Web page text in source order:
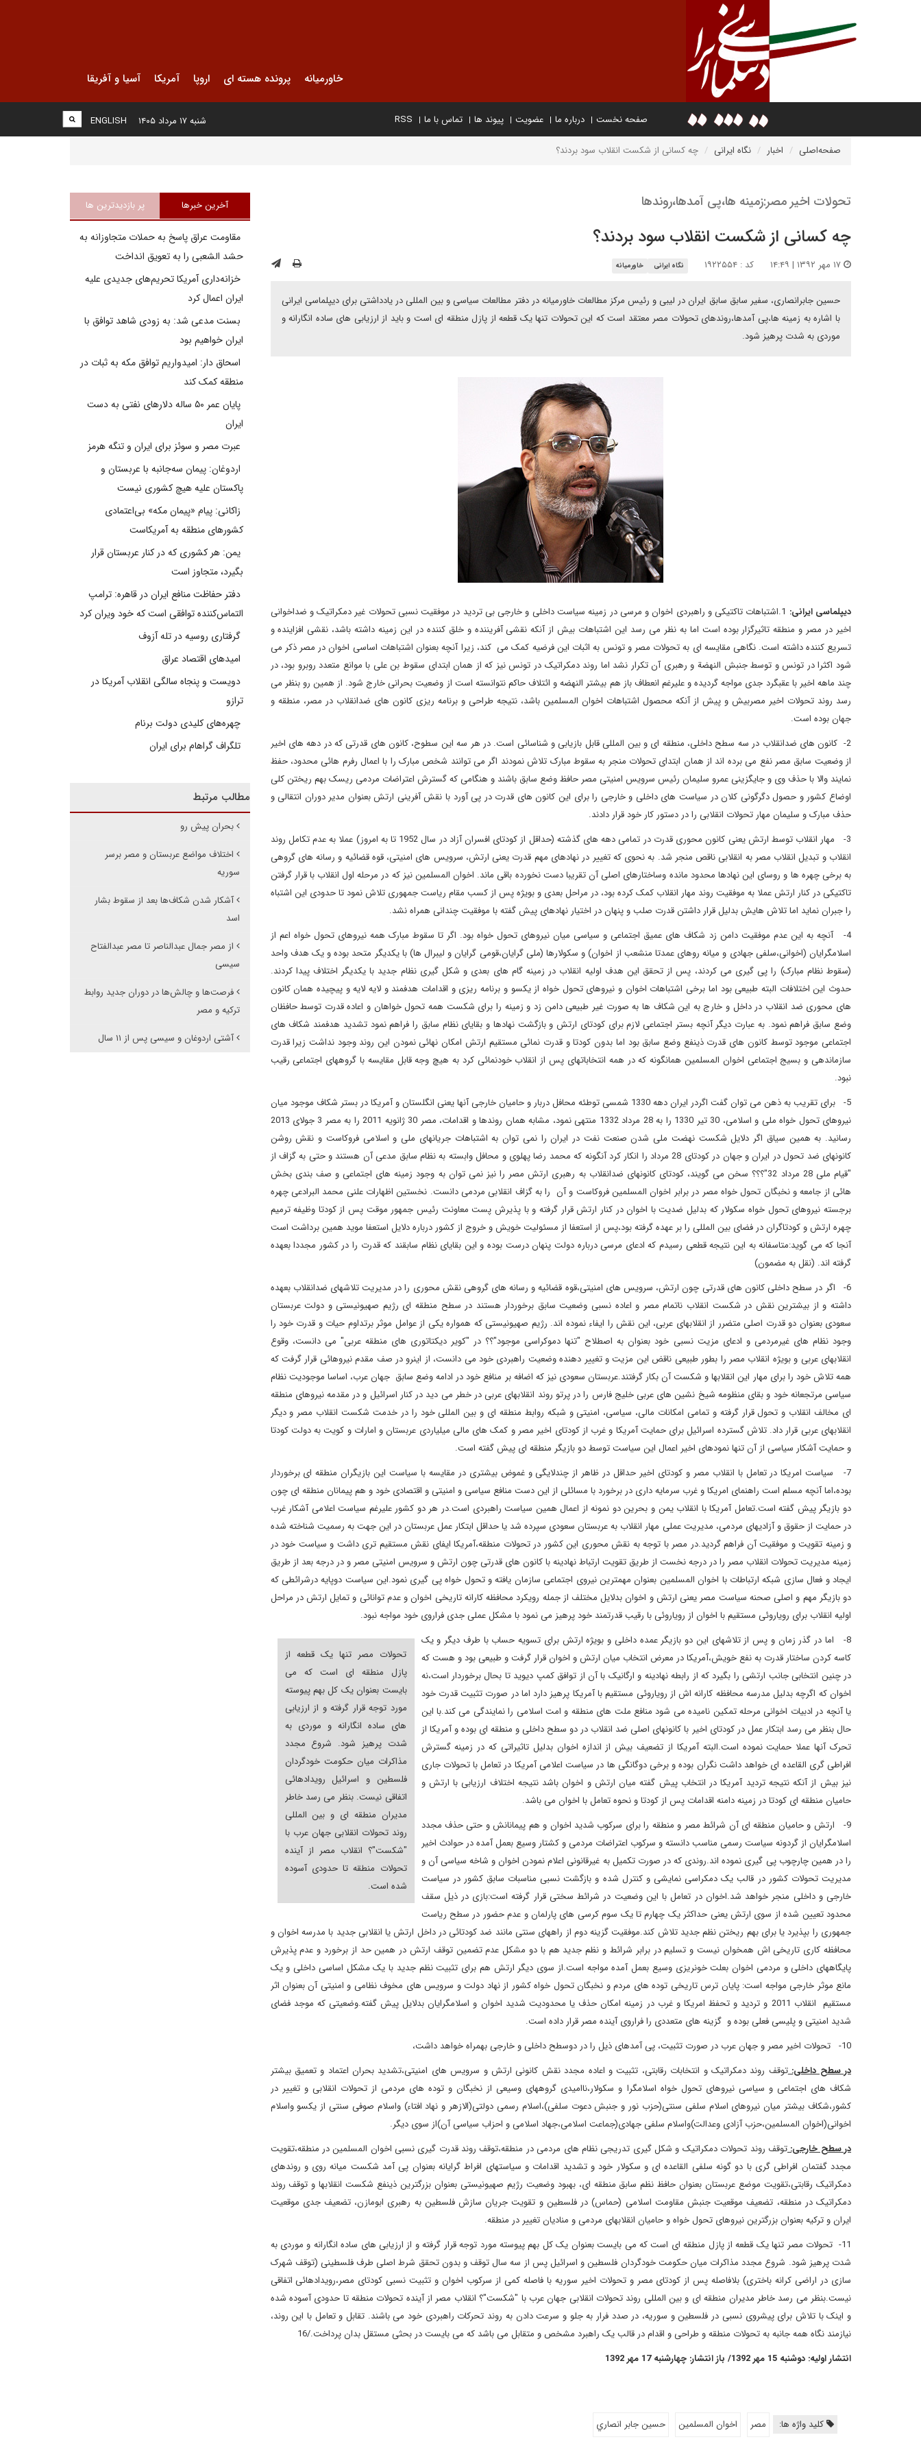
خاورمیانه پرونده هسته ای اروپا آمریکا آسیا و آفریقا
صفحه نخست درباره ما عضویت پیوند ها تماس با ما RSS
ENGLISH شنبه ۱۷ مرداد ۱۴۰۵
صفحه‌اصلی اخبار نگاه ایرانی چه کسانی از شکست انقلاب سود بردند؟
تحولات اخیر مصر:زمینه ها،پی آمدها،روندها
چه کسانی از شکست انقلاب سود بردند؟
کد : ۱۹۲۲۵۵۴ نگاه ایرانی خاورمیانه
حسین جابرانصاری، سفیر سابق سابق ایران در لیبی و رئیس مرکز مطالعات خاورمیانه در دفتر مطالعات سیاسی و بین المللی در یادداشتی برای دیپلماسی ایرانی
با اشاره به زمینه ها،پی آمدها،روندهای تحولات مصر معتقد است که این تحولات تنها یک قطعه از پازل منطقه ای است و باید از ارزیابی های ساده انگارانه و
موردی به شدت پرهیز شود.
دیپلماسی ایرانی:
1.اشتباهات تاکتیکی و راهبردی اخوان و مرسی در زمینه سیاست داخلی و خارجی بی تردید در موفقیت نسبی تحولات غیر دمکراتیک و ضداخوانی
اخیر در مصر و منطقه تاثیرگزار بوده است اما به نظر می رسد این اشتباهات بیش از آنکه نقشی آفریننده و خلق کننده در این زمینه داشته باشد، نقشی افزاینده و
تسریع کننده داشته است. نگاهی مقایسه ای به تحولات مصر و تونس به اثبات این فرضیه کمک می کند، زیرا آنچه بعنوان اشتباهات اساسی اخوان در مصر ذکر می
شود اکثرا در تونس و توسط جنبش النهضة و رهبری آن تکرار نشد اما روند دمکراتیک در تونس نیز که از همان ابتدای سقوط بن علی با موانع متعدد روبرو بود، در
چند ماهه اخیر با عقبگرد جدی مواجه گردیده و علیرغم انعطاف باز هم بیشتر النهضه و ائتلاف حاکم نتوانسته است از وضعیت بحرانی خارج شود. از همین رو بنظر می
رسد روند تحولات اخیر مصربیش و پیش از آنکه محصول اشتباهات اخوان المسلمین باشد، نتیجه طراحی و برنامه ریزی کانون های ضدانقلاب در مصر، منطقه و
جهان بوده است.
2- کانون های ضدانقلاب در سه سطح داخلی، منطقه ای و بین المللی قابل بازیابی و شناسائی است. در هر سه این سطوح، کانون های قدرتی که در دهه های اخیر
از وضعیت سابق مصر نفع می برده اند از همان ابتدای تحولات منجر به سقوط مبارک تلاش نمودند اگر می توانند شخص مبارک را با اعمال رفرم هائی محدود، حفظ
نمایند والا با حذف وی و جایگزینی عمرو سلیمان رئیس سرویس امنیتی مصر حافظ وضع سابق باشند و هنگامی که گسترش اعتراضات مردمی ریسک بهم ریختن کلی
اوضاع کشور و حصول دگرگونی کلان در سیاست های داخلی و خارجی را برای این کانون های قدرت در پی آورد با نقش آفرینی ارتش بعنوان مدیر دوران انتقالی و
حذف مبارک و سلیمان مهار تحولات انقلابی را در دستور کار خود قرار دادند.
3- مهار انقلاب توسط ارتش یعنی کانون محوری قدرت در تمامی دهه های گذشته (حداقل از کودتای افسران آزاد در سال 1952 تا به امروز) عملا به عدم تکامل روند
انقلاب و تبدیل انقلاب مصر به انقلابی ناقص منجر شد. به نحوی که تغییر در نهادهای مهم قدرت یعنی ارتش، سرویس های امنیتی، قوه قضائیه و رسانه های گروهی
به برخی چهره ها و روسای این نهادها محدود مانده وساختارهای اصلی آن تقریبا دست نخورده باقی ماند. اخوان المسلمین نیز که در مرحله اول انقلاب با قرار گرفتن
تاکتیکی در کنار ارتش عملا به موفقیت روند مهار انقلاب کمک کرده بود، در مراحل بعدی و بویژه پس از کسب مقام ریاست جمهوری تلاش نمود تا حدودی این اشتباه
را جبران نماید اما تلاش هایش بدلیل قرار داشتن قدرت صلب و پنهان در اختیار نهادهای پیش گفته با موفقیت چندانی همراه نشد.
4- آنچه به این عدم موفقیت دامن زد شکاف های عمیق اجتماعی و سیاسی میان نیروهای تحول خواه بود. اگر تا سقوط مبارک همه نیروهای تحول خواه اعم از
اسلامگرایان (اخوانی،سلفی جهادی و میانه روهای عمدتا منشعب از اخوان) و سکولارها (ملی گرایان،قومی گرایان و لیبرال ها) با یکدیگر متحد بوده و یک هدف واحد
(سقوط نظام مبارک) را پی گیری می کردند، پس از تحقق این هدف اولیه انقلاب در زمینه گام های بعدی و شکل گیری نظام جدید با یکدیگر اختلاف پیدا کردند.
حدوث این اختلافات البته طبیعی بود اما برخی اشتباهات اخوان و نیروهای تحول خواه از یکسو و برنامه ریزی و اقدامات هدفمند و لایه لایه و پیچیده همان کانون
های محوری ضد انقلاب در داخل و خارج به این شکاف ها به صورت غیر طبیعی دامن زد و زمینه را برای شکست همه تحول خواهان و اعاده قدرت توسط حافظان
وضع سابق فراهم نمود. به عبارت دیگر آنچه بستر اجتماعی لازم برای کودتای ارتش و بازگشت نهادها و بقایای نظام سابق را فراهم نمود تشدید هدفمند شکاف های
اجتماعی موجود توسط کانون های قدرت ذینفع وضع سابق بود اما بدون کودتا و قدرت نمائی مستقیم ارتش امکان نهائی نمودن این روند وجود نداشت زیرا قدرت
سازماندهی و بسیج اجتماعی اخوان المسلمین همانگونه که در همه انتخاباتهای پس از انقلاب خودنمائی کرد به هیچ وجه قابل مقایسه با گروههای اجتماعی رقیب
نبود.
5- برای تقریب به ذهن می توان گفت اگردر ایران دهه 1330 شمسی توطئه محافل دربار و حامیان خارجی آنها یعنی انگلستان و آمریکا در بستر شکاف موجود میان
نیروهای تحول خواه ملی و اسلامی، 30 تیر 1330 را به 28 مرداد 1332 منتهی نمود، مشابه همان روندها و اقدامات، مصر 30 ژانویه 2011 را به مصر 3 جولای 2013
رسانید. به همین سیاق اگر دلایل شکست نهضت ملی شدن صنعت نفت در ایران را نمی توان به اشتباهات جریانهای ملی و اسلامی فروکاست و نقش روشن
کانونهای ضد تحول در ایران و جهان در کودتای 28 مرداد را انکار کرد آنگونه که محمد رضا پهلوی و محافل وابسته به نظام سابق مدعی آن هستند و حتی به گزاف از
"قیام ملی 28 مرداد 32"؟؟؟ سخن می گویند، کودتای کانونهای ضدانقلاب به رهبری ارتش مصر را نیز نمی توان به وجود زمینه های اجتماعی و صف بندی بخش
هائی از جامعه و نخبگان تحول خواه مصر در برابر اخوان المسلمین فروکاست و آن را به گزاف انقلابی مردمی دانست. نخستین اظهارات علنی محمد البرادعی چهره
برجسته نیروهای تحول خواه سکولار که بدلیل ضدیت با اخوان در کنار ارتش قرار گرفته و با پذیرش پست معاونت رئیس جمهور موقت پس از کودتا وظیفه ترمیم
چهره ارتش و کودتاگران در فضای بین المللی را بر عهده گرفته بود،پس از استعفا از مسئولیت خویش و خروج از کشور درباره دلایل استعفا موید همین برداشت است
آنجا که می گوید:متاسفانه به این نتیجه قطعی رسیدم که ادعای مرسی درباره دولت پنهان درست بوده و این بقایای نظام سابقند که قدرت را در کشور مجددا بعهده
گرفته اند. (نقل به مضمون)
6- اگر در سطح داخلی کانون های قدرتی چون ارتش، سرویس های امنیتی،قوه قضائیه و رسانه های گروهی نقش محوری را در مدیریت تلاشهای ضدانقلاب بعهده
داشته و از بیشترین نقش در شکست انقلاب ناتمام مصر و اعاده نسبی وضعیت سابق برخوردار هستند در سطح منطقه ای رژیم صهیونیستی و دولت عربستان
سعودی بعنوان دو قدرت اصلی متضرر از انقلابهای عربی، این نقش را ایفاء نموده اند. رژیم صهیونیستی که همواره یکی از عوامل موثر برتداوم حیات و قدرت خود را
وجود نظام های غیرمردمی و ادعای مزیت نسبی خود بعنوان به اصطلاح "تنها دموکراسی موجود"؟؟ در "کویر دیکتاتوری های منطقه عربی" می دانست، وقوع
انقلابهای عربی و بویژه انقلاب مصر را بطور طبیعی ناقض این مزیت و تغییر دهنده وضعیت راهبردی خود می دانست، از اینرو در صف مقدم نیروهائی قرار گرفت که
همه تلاش خود را برای مهار این انقلابها و شکست آن بکار گرفتند.عربستان سعودی نیز که اضافه بر منافع خود در ادامه وضع سابق جهان عرب، اساسا موجودیت نظام
سیاسی مرتجعانه خود و بقای منظومه شیخ نشین های عربی خلیج فارس را در پرتو روند انقلابهای عربی در خطر می دید در کنار اسرائیل و در مقدمه نیروهای منطقه
ای مخالف انقلاب و تحول قرار گرفته و تمامی امکانات مالی، سیاسی، امنیتی و شبکه روابط منطقه ای و بین المللی خود را در خدمت شکست انقلاب مصر و دیگر
انقلابهای عربی قرار داد. تلاش گسترده اسرائیل برای حمایت آمریکا و غرب از کودتای اخیر مصر و کمک های مالی میلیاردی عربستان و امارات و کویت به دولت کودتا
و حمایت آشکار سیاسی از آن تنها نمودهای اخیر اعمال این سیاست توسط دو بازیگر منطقه ای پیش گفته است.
7- سیاست امریکا در تعامل با انقلاب مصر و کودتای اخیر حداقل در ظاهر از چندلایگی و غموض بیشتری در مقایسه با سیاست این بازیگران منطقه ای برخوردار
بوده،اما آنچه مسلم است راهنمای امریکا و غرب سرمایه داری در برخورد با مسائلی از این دست منافع سیاسی و امنیتی و اقتصادی خود و هم پیمانان منطقه ای چون
دو بازیگر پیش گفته است.تعامل آمریکا با انقلاب یمن و بحرین دو نمونه از اعمال همین سیاست راهبردی است.در هر دو کشور علیرغم سیاست اعلامی آشکار غرب
در حمایت از حقوق و آزادیهای مردمی، مدیریت عملی مهار انقلاب به عربستان سعودی سپرده شد یا حداقل ابتکار عمل عربستان در این جهت به رسمیت شناخته شده
و زمینه تقویت و موفقیت آن فراهم گردید.در مصر با توجه به نقش محوری این کشور در تحولات منطقه،آمریکا ایفای نقش مستقیم تری داشت و سیاست خود در
زمینه مدیریت تحولات انقلاب مصر را در درجه نخست از طریق تقویت ارتباط نهادینه با کانون های قدرتی چون ارتش و سرویس امنیتی مصر و در درجه بعد از طریق
ایجاد و فعال سازی شبکه ارتباطات با اخوان المسلمین بعنوان مهمترین نیروی اجتماعی سازمان یافته و تحول خواه پی گیری نمود.این سیاست دوپایه درشرائطی که
دو بازیگر مهم و اصلی صحنه سیاست مصر یعنی ارتش و اخوان بدلایل مختلف از جمله رویکرد محافظه کارانه تاریخی اخوان و عدم توانائی و تمایل ارتش در مراحل
اولیه انقلاب برای رویاروئی مستقیم با اخوان از رویاروئی با رقیب قدرتمند خود پرهیز می نمود با مشکل عملی جدی فراروی خود مواجه نبود.
تحولات مصر تنها یک قطعه از
پازل منطقه ای است که می
بایست بعنوان یک کل بهم پیوسته
مورد توجه قرار گرفته و از ارزیابی
های ساده انگارانه و موردی به
شدت پرهیز شود. شروع مجدد
مذاکرات میان حکومت خودگردان
فلسطین و اسرائیل رویدادهائی
اتفاقی نیست. بنظر می رسد خاطر
مدیران منطقه ای و بین المللی
روند تحولات انقلابی جهان عرب با
"شکست"؟ انقلاب مصر از آینده
تحولات منطقه تا حدودی آسوده
شده است.
8- اما در گذر زمان و پس از تلاشهای این دو بازیگر عمده داخلی و بویژه ارتش برای تسویه حساب با طرف دیگر و یک
کاسه کردن ساختار قدرت به نفع خویش،آمریکا در معرض انتخاب میان ارتش و اخوان قرار گرفت و طبیعی بود و هست که
در چنین انتخابی جانب ارتشی را بگیرد که از رابطه نهادینه و ارگانیک با آن از توافق کمپ دیوید تا بحال برخوردار است،نه
اخوان که اگرچه بدلیل مدرسه محافظه کارانه اش از رویاروئی مستقیم با آمریکا پرهیز دارد اما در صورت تثبیت قدرت خود
یا آنچه در ادبیات اخوانی مرحله تمکین نامیده می شود منافع ملت های منطقه و امت اسلامی را نمایندگی می کند.با این
حال بنظر می رسد ابتکار عمل در کودتای اخیر با کانونهای اصلی ضد انقلاب در دو سطح داخلی و منطقه ای بوده و آمریکا از
تحرک آنها عملا حمایت نموده است.البته آمریکا از تضعیف بیش از اندازه اخوان بدلیل تاثیراتی که در زمینه گسترش
افراطی گری القاعده ای خواهد داشت نگران بوده و برخی دوگانگی ها در سیاست اعلامی آمریکا در تعامل با تحولات جاری
نیز بیش از آنکه نتیجه تردید آمریکا در انتخاب پیش گفته میان ارتش و اخوان باشد نتیجه اختلاف ارزیابی با ارتش و
حامیان منطقه ای کودتا در زمینه دامنه اقدامات پس از کودتا و نحوه تعامل با اخوان می باشد.
9- ارتش و حامیان منطقه ای آن شرائط مصر و منطقه را برای سرکوب شدید اخوان و هم پیمانانش و حتی حذف مجدد
اسلامگرایان از گردونه سیاست رسمی مناسب دانسته و سرکوب اعتراضات مردمی و کشتار وسیع بعمل آمده در حوادث اخیر
را در همین چارچوب پی گیری نموده اند.روندی که در صورت تکمیل به غیرقانونی اعلام نمودن اخوان و شاخه سیاسی آن و
مدیریت تحولات کشور در قالب یک دمکراسی نمایشی و کنترل شده و بازگشت نسبی مناسبات سابق کشور در سیاست
خارجی و داخلی منجر خواهد شد.اخوان در تعامل با این وضعیت در شرائط سختی قرار گرفته است:بازی در ذیل سقف
محدود تعیین شده از سوی ارتش یعنی حداکثر یک چهارم تا یک سوم کرسی های پارلمان و عدم حضور در سطح ریاست
جمهوری را بپذیرد یا برای بهم ریختن نظم جدید تلاش کند.موفقیت گزینه دوم از راههای سنتی مانند ضد کودتائی در داخل ارتش یا انقلابی جدید با مدرسه اخوان و
محافظه کاری تاریخی اش همخوان نیست و تسلیم در برابر شرائط و نظم جدید هم با دو مشکل عدم تضمین توقف ارتش در همین حد از برخورد و عدم پذیرش
پایگاههای داخلی و مردمی اخوان بعلت خونریزی وسیع بعمل آمده مواجه است.از سوی دیگر ارتش هم برای تثبیت نظم جدید با یک مشکل اساسی داخلی و یک
مانع موثر خارجی مواجه است: پایان ترس تاریخی توده های مردم و نخبگان تحول خواه کشور از نهاد دولت و سرویس های مخوف نظامی و امنیتی آن بعنوان اثر
مستقیم انقلاب 2011 و تردید و تحفظ امریکا و غرب در زمینه امکان حذف یا محدودیت شدید اخوان و اسلامگرایان بدلایل پیش گفته.وضعیتی که موجد فضای
شدید امنیتی و پلیسی فعلی بوده و گزینه های متعددی را فراروی آینده مصر قرار داده است.
10- تحولات اخیر مصر و جهان عرب در صورت تثبیت، پی آمدهای ذیل را در دوسطح داخلی و خارجی بهمراه خواهد داشت،
در سطح داخلی:توقف روند دمکراتیک و انتخابات رقابتی، تثبیت و اعاده مجدد نقش کانونی ارتش و سرویس های امنیتی،تشدید بحران اعتماد و تعمیق بیشتر
شکاف های اجتماعی و سیاسی نیروهای تحول خواه اسلامگرا و سکولار،ناامیدی گروههای وسیعی از نخبگان و توده های مردمی از تحولات انقلابی و تغییر در
کشور،شکاف بیشتر میان نیروهای اسلام سلفی سنتی(حزب نور و جنبش دعوت سلفی)،اسلام رسمی دولتی(الازهر و نهاد افتاء) واسلام صوفی سنتی از یکسو واسلام
اخوانی(اخوان المسلمین،حزب آزادی وعدالت)واسلام سلفی جهادی(جماعت اسلامی،جهاد اسلامی و احزاب سیاسی آن)از سوی دیگر.
در سطح خارجی:توقف روند تحولات دمکراتیک و شکل گیری تدریجی نظام های مردمی در منطقه،توقف روند قدرت گیری نسبی اخوان المسلمین در منطقه،تقویت
مجدد گفتمان افراطی گری با دو گونه سلفی القاعده ای و سکولار خود و تشدید اقدامات و سیاستهای افراط گرایانه بعنوان پی آمد شکست میانه روی و روندهای
دمکراتیک رقابتی،تقویت موضع عربستان بعنوان حافظ نظم سابق منطقه ای، بهبود وضعیت رژیم صهیونیستی بعنوان بزرگترین ذینفع شکست انقلابها و توقف روند
دمکراتیک در منطقه، تضعیف موقعیت جنبش مقاومت اسلامی (حماس) در فلسطین و تقویت جریان سازش فلسطین به رهبری ابومازن، تضعیف جدی موقعیت
ایران و ترکیه بعنوان بزرگترین نیروهای تحول خواه و حامیان انقلابهای مردمی و منادیان تغییر در منطقه.
11- تحولات مصر تنها یک قطعه از پازل منطقه ای است که می بایست بعنوان یک کل بهم پیوسته مورد توجه قرار گرفته و از ارزیابی های ساده انگارانه و موردی به
شدت پرهیز شود. شروع مجدد مذاکرات میان حکومت خودگردان فلسطین و اسرائیل پس از سه سال توقف و بدون تحقق شرط اصلی طرف فلسطینی (توقف شهرک
سازی در اراضی کرانه باختری) بلافاصله پس از کودتای مصر و تحولات اخیر سوریه با فاصله کمی از سرکوب اخوان و تثبیت نسبی کودتای مصر،رویدادهائی اتفاقی
نیست.بنظر می رسد خاطر مدیران منطقه ای و بین المللی روند تحولات انقلابی جهان عرب با "شکست"؟ انقلاب مصر از آینده تحولات منطقه تا حدودی آسوده شده
و اینک با تلاش برای پیشروی نسبی در فلسطین و سوریه، در صدد فرار به جلو و سرعت دادن به روند تحرکات راهبردی خود می باشند. تقابل و تعامل با این روند،
نیازمند نگاه همه جانبه به تحولات منطقه و طراحی و اقدام در قالب یک راهبرد مشخص و متقابل می باشد که می بایست در بحثی مستقل بدان پرداخت./16
انتشار اولیه: دوشنبه 15 مهر 1392/ باز انتشار: چهارشنبه 17 مهر 1392
کلید واژه ها: مصر اخوان المسلمین حسين جابر انصاري
آخرین خبرها پر بازدیدترین ها
مقاومت عراق پاسخ به حملات متجاوزانه به
حشد الشعبی را به تعویق انداخت
خزانه‌داری آمریکا تحریم‌های جدیدی علیه
ایران اعمال کرد
بسنت مدعی شد: به زودی شاهد توافق با
ایران خواهیم بود
اسحاق دار: امیدواریم توافق مکه به ثبات در
منطقه کمک کند
پایان عمر ۵۰ ساله دلارهای نفتی به دست
ایران
عبرت مصر و سوئز برای ایران و تنگه هرمز
اردوغان: پیمان سه‌جانبه با عربستان و
پاکستان علیه هیچ کشوری نیست
زاکانی: پیام «پیمان مکه» بی‌اعتمادی
کشورهای منطقه به آمریکاست
یمن: هر کشوری که در کنار عربستان قرار
بگیرد، متجاوز است
دفتر حفاظت منافع ایران در قاهره: ترامپ
التماس‌کننده توافقی است که خود ویران کرد
گرفتاری روسیه در تله آزوف
امیدهای اقتصاد عراق
دویست و پنجاه سالگی انقلاب آمریکا در
ترازو
چهره‌های کلیدی دولت برنام
تلگراف گراهام برای ایران
مطالب مرتبط
بحران پیش رو
اختلاف مواضع عربستان و مصر برسر
سوریه
آشکار شدن شکاف‌ها بعد از سقوط بشار
اسد
از مصر جمال عبدالناصر تا مصر عبدالفتاح
سیسی
فرصت‌ها و چالش‌ها در دوران جدید روابط
ترکیه و مصر
آشتی اردوغان و سیسی پس از ۱۱ سال